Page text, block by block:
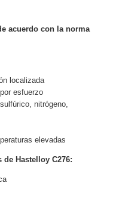
acuerdo con la norma
localizada
esfuerzo
nitrógeno,
elevadas
Hastelloy C276: